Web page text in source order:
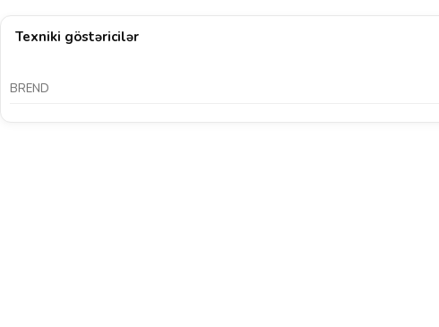
Texniki göstəricilər
BREND